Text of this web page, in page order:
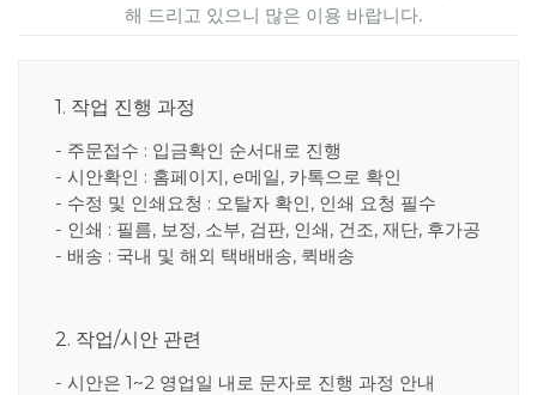
해 드리고 있으니 많은 이용 바랍니다.
1. 작업 진행 과정
- 주문접수 : 입금확인 순서대로 진행
- 시안확인 : 홈페이지, e메일, 카톡으로 확인
- 수정 및 인쇄요청 : 오탈자 확인, 인쇄 요청 필수
- 인쇄 : 필름, 보정, 소부, 검판, 인쇄, 건조, 재단, 후가공
- 배송 : 국내 및 해외 택배배송, 퀵배송
2. 작업/시안 관련
- 시안은 1~2 영업일 내로 문자로 진행 과정 안내